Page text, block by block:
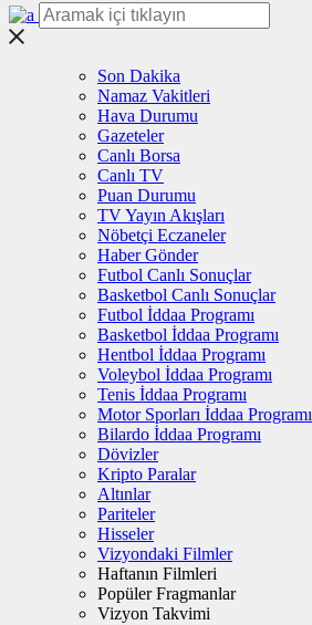
Son Dakika
Namaz Vakitleri
Hava Durumu
Gazeteler
Canlı Borsa
Canlı TV
Puan Durumu
TV Yayın Akışları
Nöbetçi Eczaneler
Haber Gönder
Futbol Canlı Sonuçlar
Basketbol Canlı Sonuçlar
Futbol İddaa Programı
Basketbol İddaa Programı
Hentbol İddaa Programı
Voleybol İddaa Programı
Tenis İddaa Programı
Motor Sporları İddaa Programı
Bilardo İddaa Programı
Dövizler
Kripto Paralar
Altınlar
Pariteler
Hisseler
Vizyondaki Filmler
Haftanın Filmleri
Popüler Fragmanlar
Vizyon Takvimi